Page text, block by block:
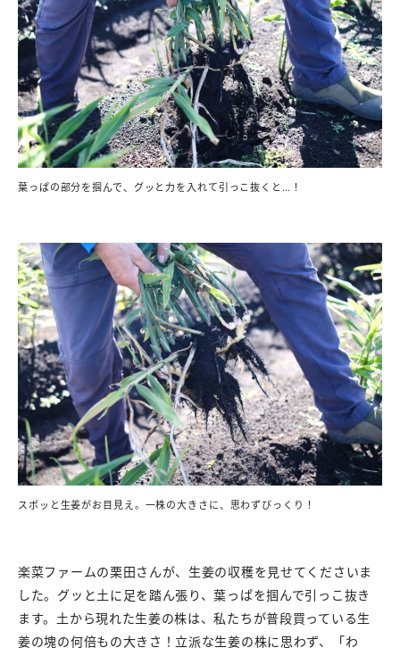
葉っぱの部分を掴んで、グッと力を入れて引っこ抜くと…！
スポッと生姜がお目見え。一株の大きさに、思わずびっくり！
楽菜ファームの栗田さんが、生姜の収穫を見せてくださいま
した。グッと土に足を踏ん張り、葉っぱを掴んで引っこ抜き
ます。土から現れた生姜の株は、私たちが普段買っている生
姜の塊の何倍もの大きさ！立派な生姜の株に思わず、「わ